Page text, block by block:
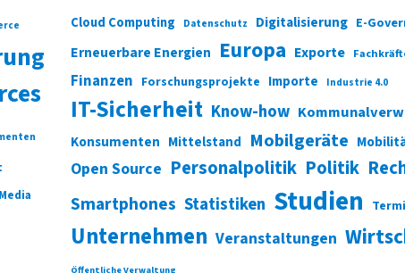
Cloud Computing Datenschutz Digitalisierung E-
Erneuerbare Energien Europa Exporte
Finanzen Forschungsprojekte Importe Industrie 4.0
IT-Sicherheit Know-how
Konsumenten Mittelstand Mobilgeräte
Open Source Personalpolitik Politik
Smartphones Statistiken Studien
Unternehmen Veranstaltungen
Öffentliche Verwaltung